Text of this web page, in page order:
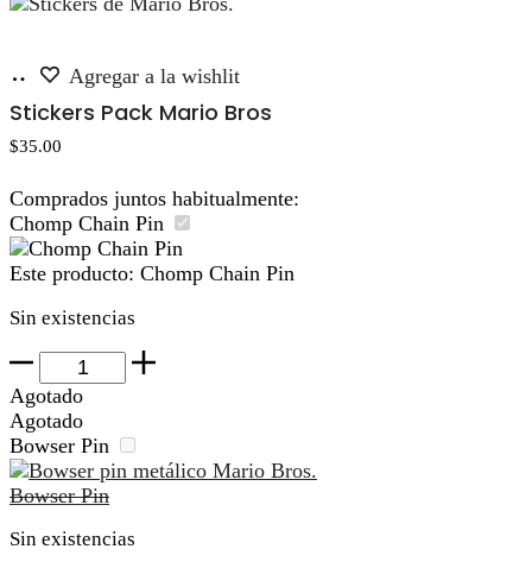
originalactual
Añadir
carrito
Agregar a la wishlit
Stickers Pack Mario Bros
$35.00
Comprados juntos habitualmente:
Chomp Chain Pin
Este producto: Chomp Chain Pin
Sin existencias
Chomp
Chain
Pin
cantidad
Agotado
Agotado
Bowser Pin
Bowser Pin
Sin existencias